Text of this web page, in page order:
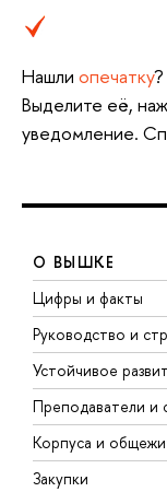
Нашли опечатку?
Выделите её,
уведомление.
О ВЫШКЕ
Цифры и факты
Руководство и
Устойчивое
Преподаватели и
Корпуса и
Закупки